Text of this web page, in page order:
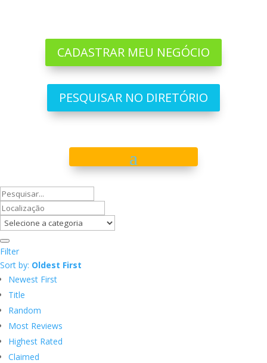
CADASTRAR MEU NEGÓCIO
PESQUISAR NO DIRETÓRIO
Filter
Sort by: Oldest First
Newest First
Title
Random
Most Reviews
Highest Rated
Claimed